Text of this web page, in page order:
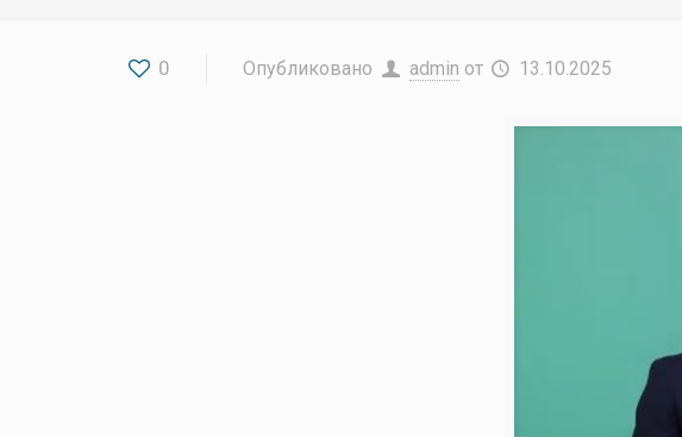
0 Опубликовано admin от 13.10.2025